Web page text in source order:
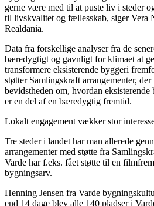
gerne være med til at puste liv i steder
til livskvalitet og fællesskab, siger Vera
Realdania.
Data fra forskellige analyser fra de
bæredygtigt og gavnligt for klimaet at
transformere eksisterende byggeri
støtter Samlingskraft arrangementer,
bevidstheden om, hvordan
er en del af en bæredygtig fremtid.
Lokalt engagement vækker stor
Tre steder i landet har man allerede
arrangementer med støtte fra
Varde har f.eks. fået støtte til en
bygningsarv.
Henning Jensen fra Varde
end 14 dage blev alle 140 pladser i